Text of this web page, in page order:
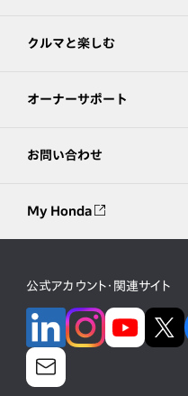
クルマと楽しむ
オーナーサポート
お問い合わせ
My Honda
公式アカウント・関連サイト